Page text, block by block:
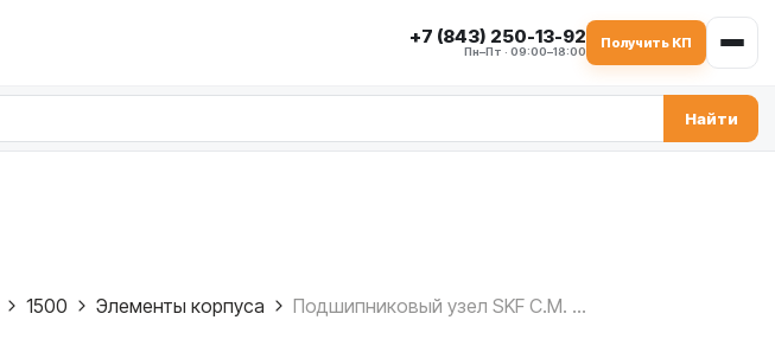
+7 (843) 250-13-92
Пн–Пт · 09:00–18:00
Получить КП
Найти
1500 Элементы корпуса Подшипниковый узел SKF C.M. MB 1500, FY 45 TF